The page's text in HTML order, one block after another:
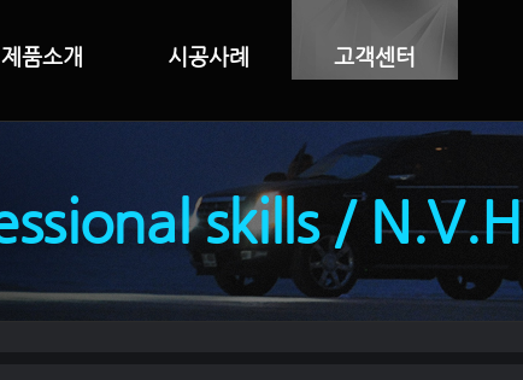
제품소개 시공사례 고객센터
skills / N.V.H